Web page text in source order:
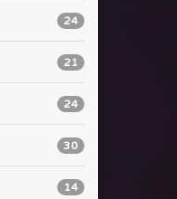
24
21
24
30
14